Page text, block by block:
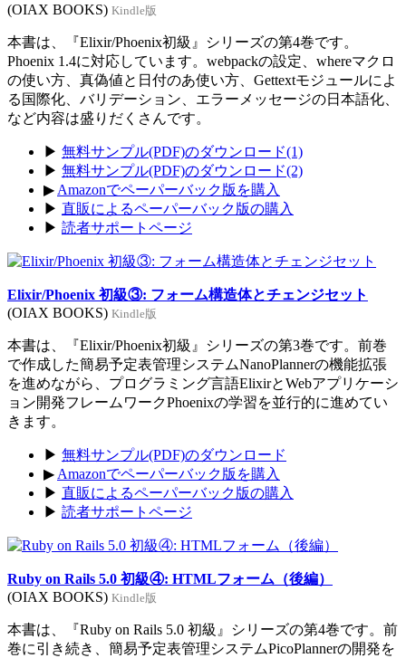
(OIAX BOOKS) Kindle版
本書は、『Elixir/Phoenix初級』シリーズの第4巻です。
Phoenix 1.4に対応しています。webpackの設定、whereマクロ
の使い方、真偽値と日付のあ使い方、Gettextモジュールによ
る国際化、バリデーション、エラーメッセージの日本語化、
など内容は盛りだくさんです。
▶ 無料サンプル(PDF)のダウンロード(1)
▶ 無料サンプル(PDF)のダウンロード(2)
▶ Amazonでペーパーバック版を購入
▶ 直販によるペーパーバック版の購入
▶ 読者サポートページ
Elixir/Phoenix 初級③: フォーム構造体とチェンジセット
(OIAX BOOKS) Kindle版
本書は、『Elixir/Phoenix初級』シリーズの第3巻です。前巻
で作成した簡易予定表管理システムNanoPlannerの機能拡張
を進めながら、プログラミング言語ElixirとWebアプリケーシ
ョン開発フレームワークPhoenixの学習を並行的に進めてい
きます。
▶ 無料サンプル(PDF)のダウンロード
▶ Amazonでペーパーバック版を購入
▶ 直販によるペーパーバック版の購入
▶ 読者サポートページ
Ruby on Rails 5.0 初級④: HTMLフォーム（後編）
(OIAX BOOKS) Kindle版
本書は、『Ruby on Rails 5.0 初級』シリーズの第4巻です。前
巻に引き続き、簡易予定表管理システムPicoPlannerの開発を